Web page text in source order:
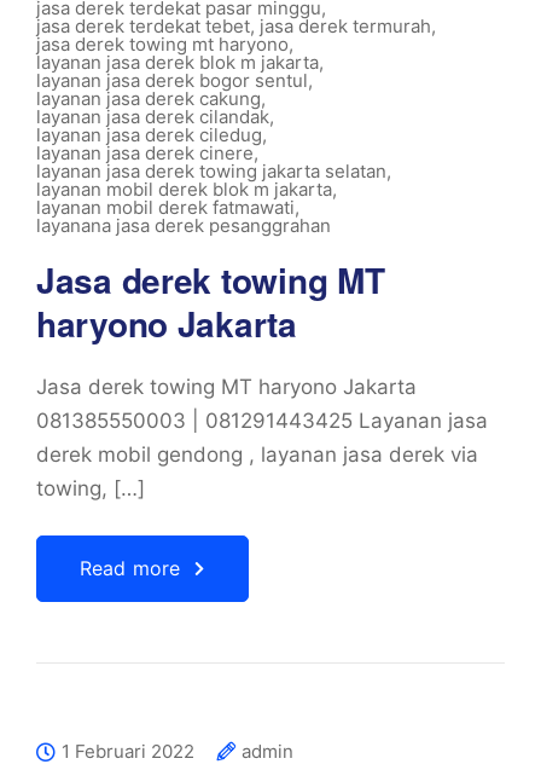
jasa derek terdekat pasar minggu,
jasa derek terdekat tebet, jasa derek termurah,
jasa derek towing mt haryono,
layanan jasa derek blok m jakarta,
layanan jasa derek bogor sentul,
layanan jasa derek cakung,
layanan jasa derek cilandak,
layanan jasa derek ciledug,
layanan jasa derek cinere,
layanan jasa derek towing jakarta selatan,
layanan mobil derek blok m jakarta,
layanan mobil derek fatmawati,
layanana jasa derek pesanggrahan
Jasa derek towing MT
haryono Jakarta
Jasa derek towing MT haryono Jakarta
081385550003 | 081291443425 Layanan jasa
derek mobil gendong , layanan jasa derek via
towing, […]
Read more
1 Februari 2022
admin